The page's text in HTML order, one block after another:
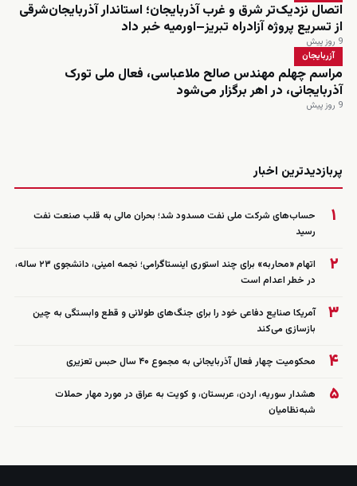
اتصال نزدیک‌تر شرق و غرب آذربایجان؛ استاندار آذربایجان‌شرقی
از تسریع پروژه آزادراه تبریز–اورمیه خبر داد
9 روز پیش
آزربایجان
مراسم چهلم مهندس صالح ملاعباسی، فعال ملی تورک
آذربایجانی، در اهر برگزار می‌شود
9 روز پیش
پربازدیدترین اخبار
۱
حساب‌های شرکت ملی نفت مسدود شد؛ بحران مالی به قلب صنعت نفت
رسید
۲
اتهام «محاربه» برای چند استوری اینستاگرامی؛ نجمه امینی، دانشجوی ۲۳ ساله،
در خطر اعدام است
۳
آمریکا صنایع دفاعی خود را برای جنگ‌های طولانی و قطع وابستگی به چین
بازسازی می‌کند
۴ محکومیت چهار فعال آذربایجانی به مجموع ۴۰ سال حبس تعزیری
۵
هشدار سوریه، اردن، عربستان، و کویت به عراق در مورد مهار حملات
شبه‌نظامیان